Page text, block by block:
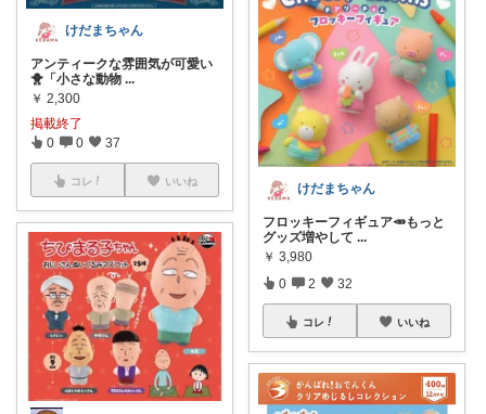
けだまちゃん
アンティークな雰囲気が可愛い
🐥「小さな動物 ...
￥ 2,300
掲載終了
0 0 37
コレ いいね
けだまちゃん
フロッキーフィギュア🥕もっと
グッズ増やして ...
￥ 3,980
0 2 32
コレ いいね